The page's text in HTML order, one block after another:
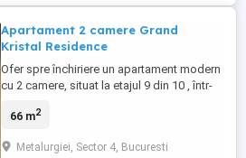
Apartament 2 camere Grand
Kristal Residence
Ofer spre închiriere un apartament modern
cu 2 camere, situat la etajul 9 din 10 , într-
lifturi în complex Grand Kristal Residence
suprafață utilă totală 66 mp, complet
66 m2
Metalurgiei, Sector 4, Bucuresti